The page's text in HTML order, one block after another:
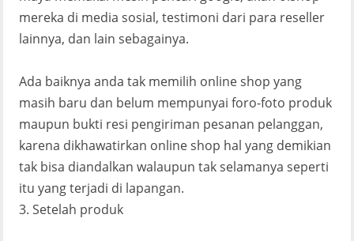
mereka di media sosial, testimoni dari para reseller
lainnya, dan lain sebagainya.
Ada baiknya anda tak memilih online shop yang
masih baru dan belum mempunyai foro-foto produk
maupun bukti resi pengiriman pesanan pelanggan,
karena dikhawatirkan online shop hal yang demikian
tak bisa diandalkan walaupun tak selamanya seperti
itu yang terjadi di lapangan.
3. Setelah produk